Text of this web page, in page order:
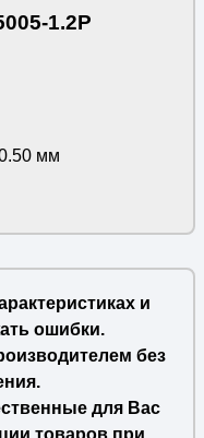
1.2P
мм
и
ошибки.
без
для Вас
товаров при